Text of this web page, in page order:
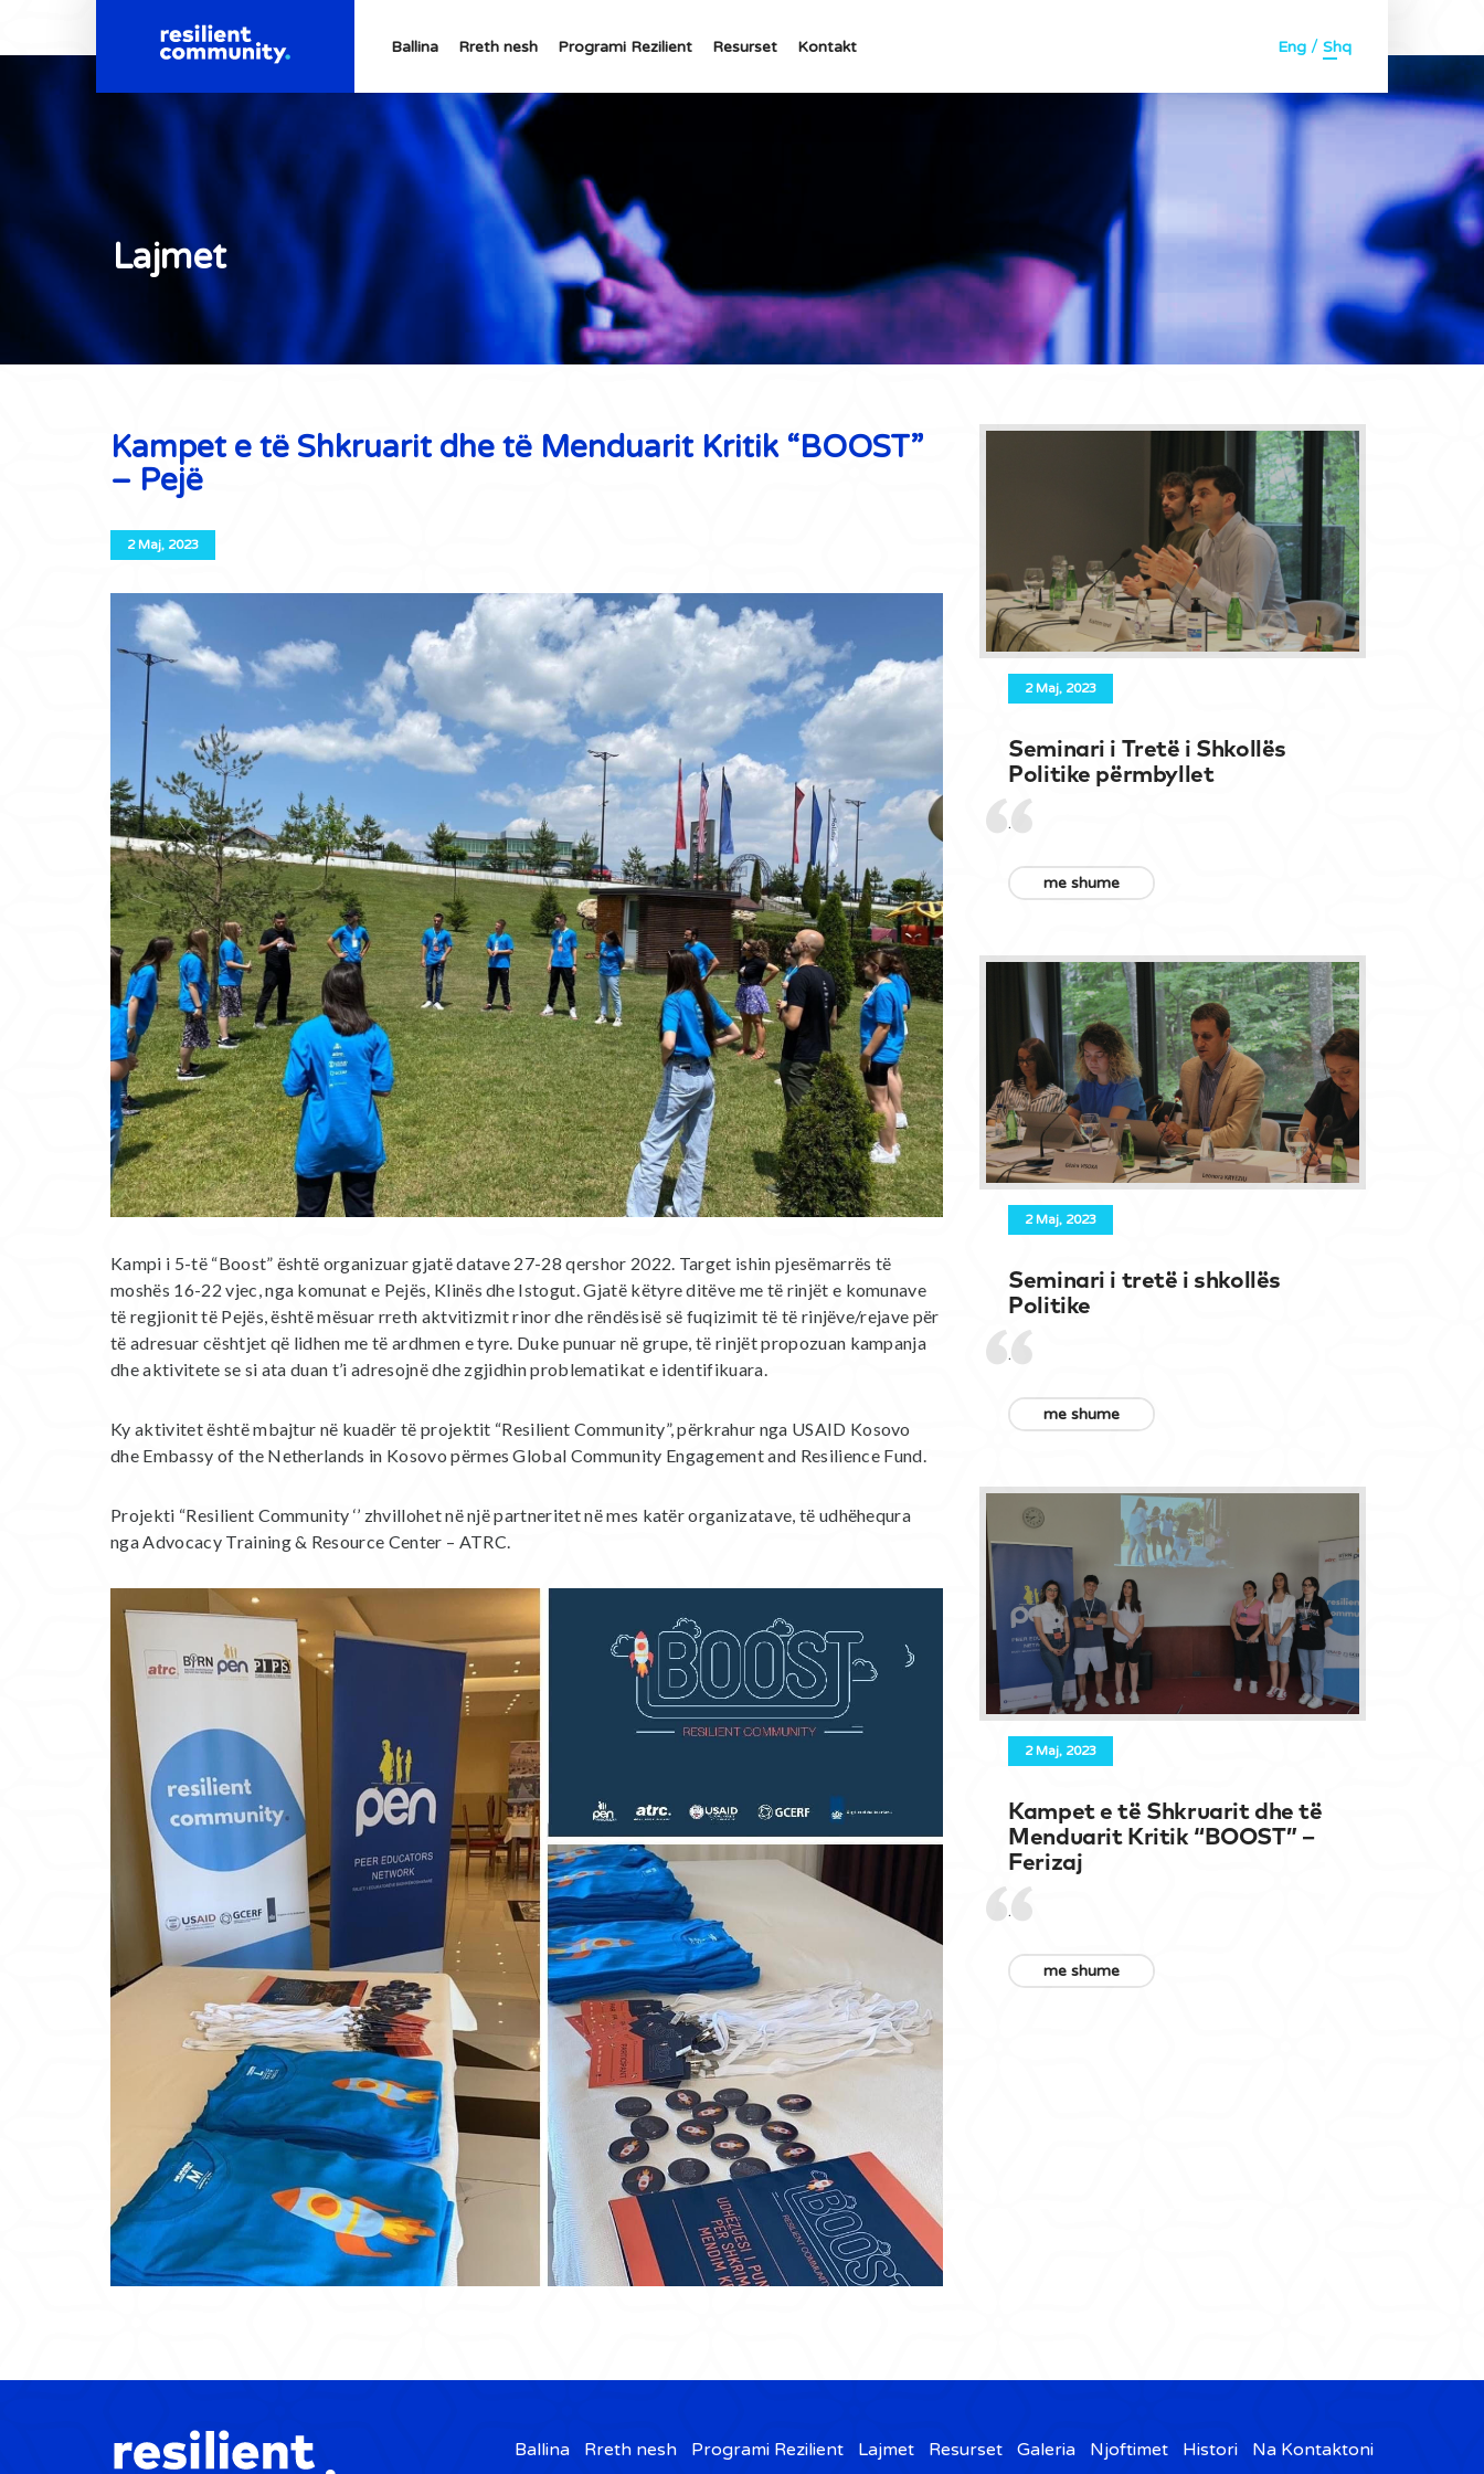
Ballina Rreth nesh Programi Rezilient Resurset Kontakt Eng / Shq
Lajmet
Kampet e të Shkruarit dhe të Menduarit Kritik “BOOST”
– Pejë
2 Maj, 2023
Kampi i 5-të “Boost” është organizuar gjatë datave 27-28 qershor 2022. Target ishin pjesëmarrës të
moshës 16-22 vjec, nga komunat e Pejës, Klinës dhe Istogut. Gjatë këtyre ditëve me të rinjët e komunave
të regjionit të Pejës, është mësuar rreth aktvitizmit rinor dhe rëndësisë së fuqizimit të të rinjëve/rejave për
të adresuar cështjet që lidhen me të ardhmen e tyre. Duke punuar në grupe, të rinjët propozuan kampanja
dhe aktivitete se si ata duan t’i adresojnë dhe zgjidhin problematikat e identifikuara.
Ky aktivitet është mbajtur në kuadër të projektit “Resilient Community”, përkrahur nga USAID Kosovo
dhe Embassy of the Netherlands in Kosovo përmes Global Community Engagement and Resilience Fund.
Projekti “Resilient Community ‘’ zhvillohet në një partneritet në mes katër organizatave, të udhëhequra
nga Advocacy Training & Resource Center – ATRC.
2 Maj, 2023
Seminari i Tretë i Shkollës
Politike përmbyllet
.
me shume
2 Maj, 2023
Seminari i tretë i shkollës
Politike
.
me shume
2 Maj, 2023
Kampet e të Shkruarit dhe të
Menduarit Kritik “BOOST” –
Ferizaj
.
me shume
Ballina Rreth nesh Programi Rezilient Lajmet Resurset Galeria Njoftimet Histori Na Kontaktoni